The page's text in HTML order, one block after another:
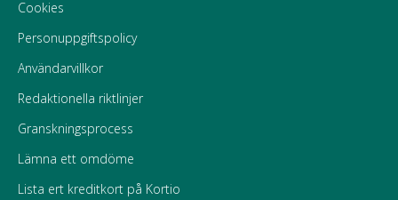
Cookies
Personuppgiftspolicy
Användarvillkor
Redaktionella riktlinjer
Granskningsprocess
Lämna ett omdöme
Lista ert kreditkort på Kortio